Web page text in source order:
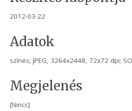
2012-03-22
Adatok
színes; JPEG, 3264x2448, 72x72 dpi;
Megjelenés
[Nincs]